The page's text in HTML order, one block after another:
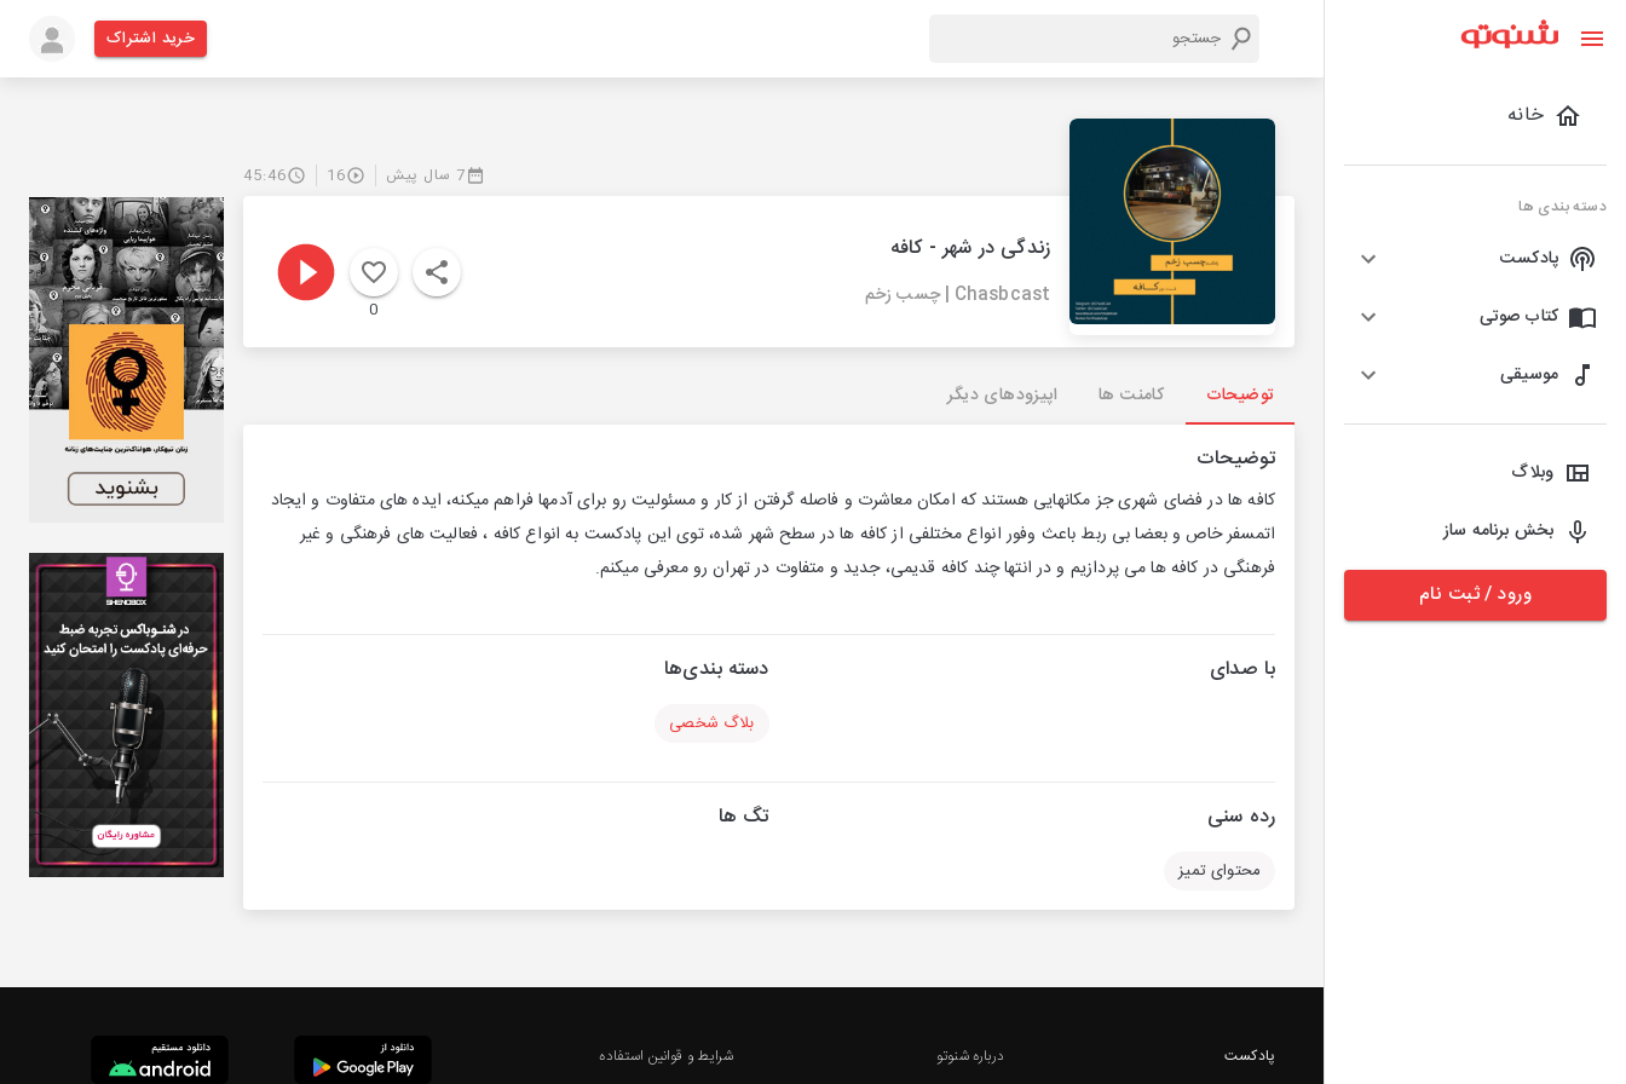
خانه
دسته بندی ها
پادکست
کتاب صوتی
موسیقی
وبلاگ
بخش برنامه ساز
ورود / ثبت نام
خرید اشتراک
7 سال پیش 16
45:46
زندگی در شهر - کافه
Chasbcast | چسب زخم
0
توضیحات کامنت ها اپیزودهای دیگر
توضیحات
کافه ها در فضای شهری جز مکانهایی هستند که امکان معاشرت و فاصله گرفتن از کار و مسئولیت رو برای آدمها فراهم میکنه، ایده های متفاوت و ایجاد
اتمسفر خاص و بعضا بی ربط باعث وفور انواع مختلفی از کافه ها در سطح شهر شده، توی این پادکست به انواع کافه ، فعالیت های فرهنگی و غیر
فرهنگی در کافه ها می پردازیم و در انتها چند کافه قدیمی، جدید و متفاوت در تهران رو معرفی میکنم.
با صدای دسته بندی‌ها
بلاگ شخصی
رده سنی
محتوای تمیز
تگ ها
پادکست درباره شنوتو شرایط و قوانین استفاده